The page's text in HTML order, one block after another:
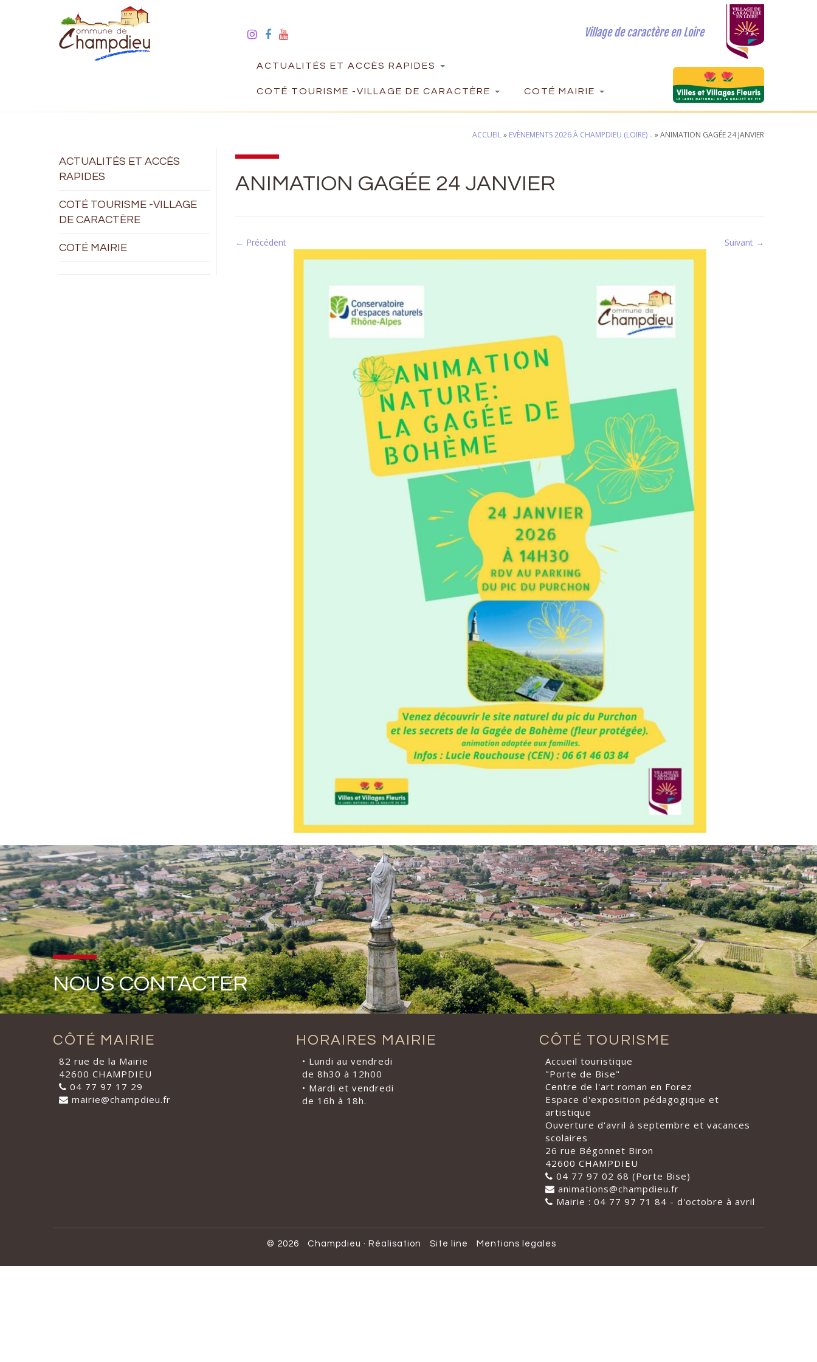
Village de caractère en Loire
ACTUALITÉS ET ACCÈS RAPIDES
COTÉ TOURISME -VILLAGE DE CARACTÈRE COTÉ MAIRIE
ACCUEIL» EVÈNEMENTS 2026 À CHAMPDIEU (LOIRE) .. »ANIMATION GAGÉE 24 JANVIER
ACTUALITÉS ET ACCÈS
RAPIDES
COTÉ TOURISME -VILLAGE
DE CARACTÈRE
COTÉ MAIRIE
ANIMATION GAGÉE 24 JANVIER
← Précédent Suivant →
NOUS CONTACTER
CÔTÉ MAIRIE
82 rue de la Mairie
42600 CHAMPDIEU
04 77 97 17 29
mairie@champdieu.fr
HORAIRES MAIRIE
• Lundi au vendredi
de 8h30 à 12h00
• Mardi et vendredi
de 16h à 18h.
CÔTÉ TOURISME
Accueil touristique
"Porte de Bise"
Centre de l'art roman en Forez
Espace d'exposition pédagogique et
artistique
Ouverture d'avril à septembre et vacances
scolaires
26 rue Bégonnet Biron
42600 CHAMPDIEU
04 77 97 02 68 (Porte Bise)
animations@champdieu.fr
Mairie : 04 77 97 71 84 - d'octobre à avril
© 2026 Champdieu · Réalisation Site line Mentions legales